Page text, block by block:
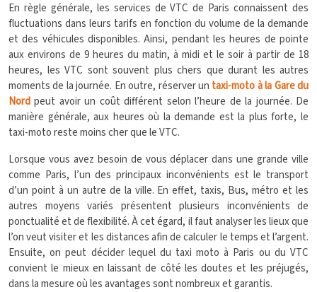
En règle générale, les services de VTC de Paris connaissent des
fluctuations dans leurs tarifs en fonction du volume de la demande
et des véhicules disponibles. Ainsi, pendant les heures de pointe
aux environs de 9 heures du matin, à midi et le soir à partir de 18
heures, les VTC sont souvent plus chers que durant les autres
moments de la journée. En outre, réserver un taxi-moto à la Gare du
Nord peut avoir un coût différent selon l’heure de la journée. De
manière générale, aux heures où la demande est la plus forte, le
taxi-moto reste moins cher que le VTC.
Lorsque vous avez besoin de vous déplacer dans une grande ville
comme Paris, l’un des principaux inconvénients est le transport
d’un point à un autre de la ville. En effet, taxis, Bus, métro et les
autres moyens variés présentent plusieurs inconvénients de
ponctualité et de flexibilité. À cet égard, il faut analyser les lieux que
l’on veut visiter et les distances afin de calculer le temps et l’argent.
Ensuite, on peut décider lequel du taxi moto à Paris ou du VTC
convient le mieux en laissant de côté les doutes et les préjugés,
dans la mesure où les avantages sont nombreux et garantis.